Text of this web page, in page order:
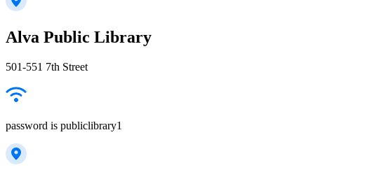
Alva Public Library
501-551 7th Street
password is publiclibrary1